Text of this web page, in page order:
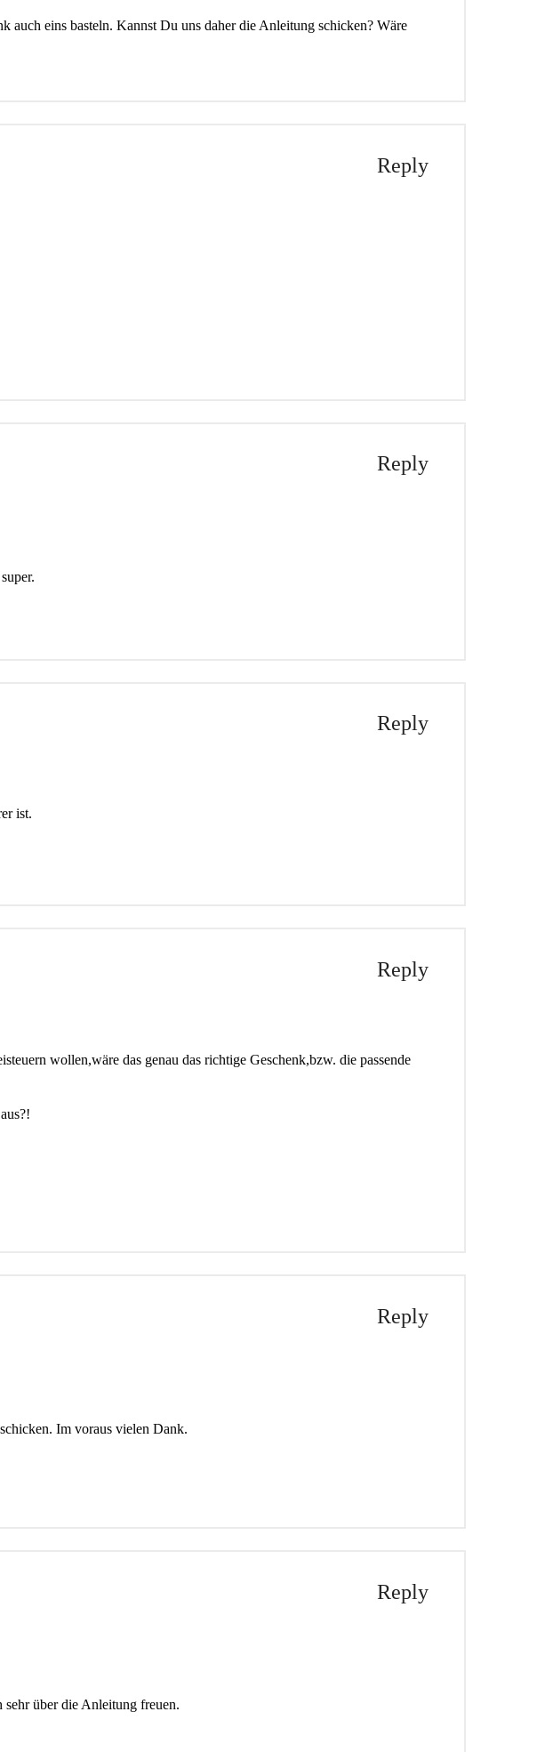
auch eins basteln. Kannst Du uns daher die Anleitung schicken? Wäre
Reply
Reply
Reply
ist.
Reply
wollen,wäre das genau das richtige Geschenk,bzw. die passende
Reply
Im voraus vielen Dank.
Reply
sehr über die Anleitung freuen.